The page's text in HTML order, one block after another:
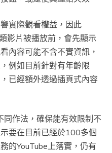
實際觀看權益，因此
影片被播放前，會先顯示
內容可能不含不實資訊，
例如目前針對有年齡限
已經額外透過插頁式內容
作法，確保能有效限制不
要在目前已經於100多個
的YouTube上落實，仍有